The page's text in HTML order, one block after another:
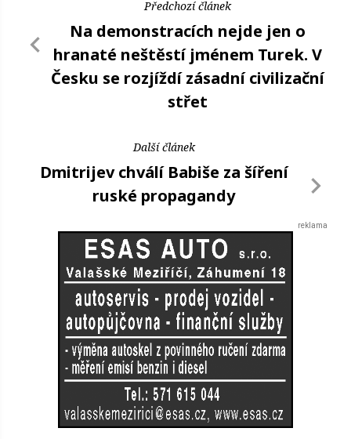
Předchozí článek
Na demonstracích nejde jen o
hranaté neštěstí jménem Turek. V
Česku se rozjíždí zásadní civilizační
střet
Další článek
Dmitrijev chválí Babiše za šíření
ruské propagandy